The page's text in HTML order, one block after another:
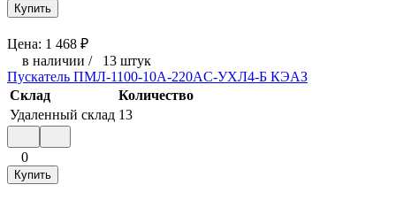
Купить
Цена: 1 468 ₽
в наличии / 13 штук
Пускатель ПМЛ-1100-10А-220AC-УХЛ4-Б КЭАЗ
Склад
Количество
Удаленный склад 13
0
Купить